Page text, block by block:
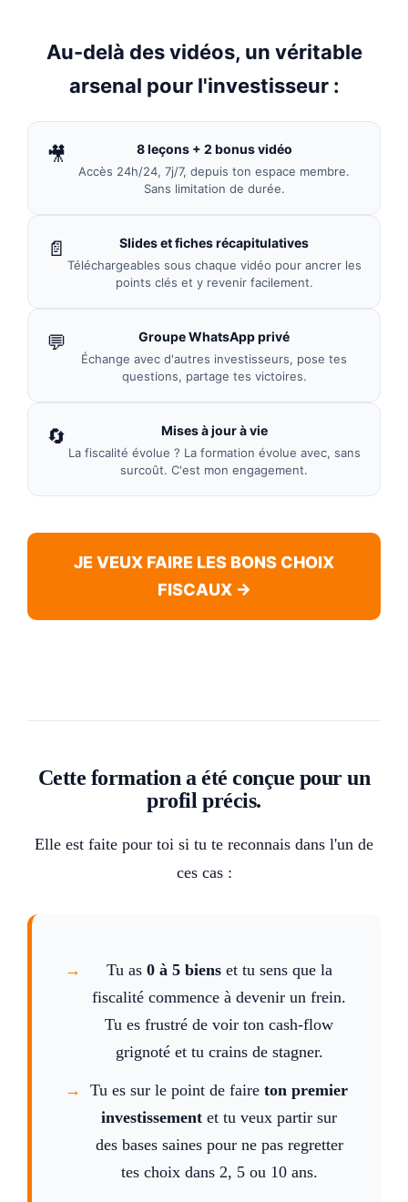
Au-delà des vidéos, un véritable
arsenal pour l'investisseur :
🎥 8 leçons + 2 bonus vidéo
Accès 24h/24, 7j/7, depuis ton espace membre.
Sans limitation de durée.
📄 Slides et fiches récapitulatives
Téléchargeables sous chaque vidéo pour ancrer les
points clés et y revenir facilement.
💬 Groupe WhatsApp privé
Échange avec d'autres investisseurs, pose tes
questions, partage tes victoires.
🔄 Mises à jour à vie
La fiscalité évolue ? La formation évolue avec, sans
surcoût. C'est mon engagement.
JE VEUX FAIRE LES BONS CHOIX
FISCAUX →
Cette formation a été conçue pour un
profil précis.
Elle est faite pour toi si tu te reconnais dans l'un de
ces cas :
Tu as 0 à 5 bienset tu sens que la
fiscalité commence à devenir un frein.
Tu es frustré de voir ton cash-flow
grignoté et tu crains de stagner.
Tu es sur le point de faire ton premier
investissement et tu veux partir sur
des bases saines pour ne pas regretter
tes choix dans 2, 5 ou 10 ans.